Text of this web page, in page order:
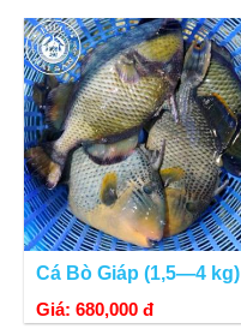
Cá Bò Giáp (1,5—4 kg)
Giá: 680,000 đ